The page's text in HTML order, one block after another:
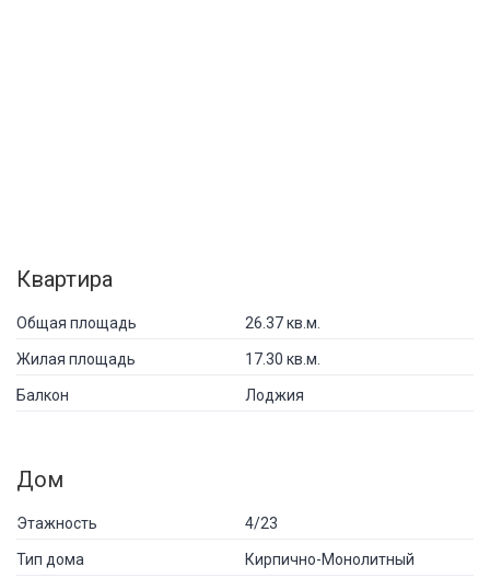
Квартира
Общая площадь 26.37 кв.м.
Жилая площадь 17.30 кв.м.
Балкон Лоджия
Дом
Этажность 4/23
Тип дома Кирпично-Монолитный